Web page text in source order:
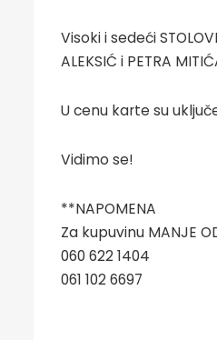
Visoki i sedeći
ALEKSIĆ i PETRA
U cenu karte su
Vidimo se!
**NAPOMENA
Za kupuvinu MANJE
060 622 1404
061 102 6697